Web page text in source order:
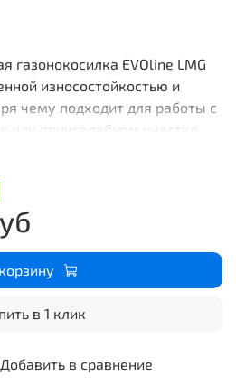
Добавить в сравнение
газонокосилка EVOline LMG
износостойкостью и
чему подходит для работы с
или приусадебном участке.
этой модели является
производительность и
эксплуатации устройства.
в 1 клик